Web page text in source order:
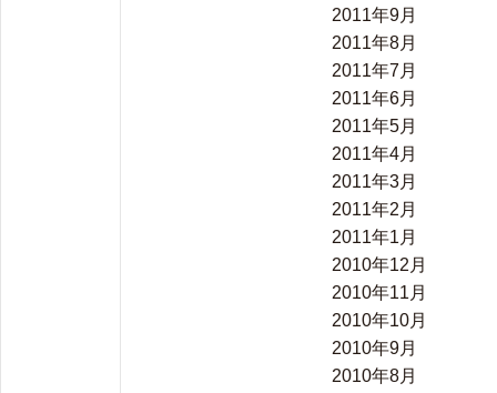
2011年9月
2011年8月
2011年7月
2011年6月
2011年5月
2011年4月
2011年3月
2011年2月
2011年1月
2010年12月
2010年11月
2010年10月
2010年9月
2010年8月